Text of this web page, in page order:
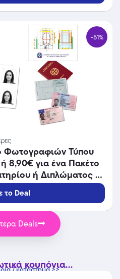
-51%
Φωτογραφιών Τύπου
8,90€ για ένα Πακέτο
ή Διπλώματος ή
Studio
το Deal
Deals
κουπόνια...
/ κατάστημα >>